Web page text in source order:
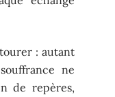
: autant
ne
de repères,